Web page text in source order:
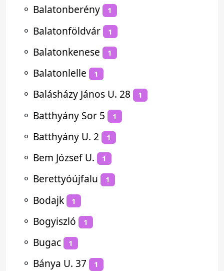
⚬ Balatonberény 1
⚬ Balatonföldvár 1
⚬ Balatonkenese 1
⚬ Balatonlelle 1
⚬ Balásházy János U. 28 1
⚬ Batthyány Sor 5 1
⚬ Batthyány U. 2 1
⚬ Bem József U. 1
⚬ Berettyóújfalu 1
⚬ Bodajk 1
⚬ Bogyiszló 1
⚬ Bugac 1
⚬ Bánya U. 37 1